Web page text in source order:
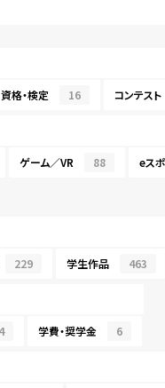
資格・検定 16 コンテスト
ゲーム／VR 88 eス
229 学生作品 463
4 学費・奨学金 6